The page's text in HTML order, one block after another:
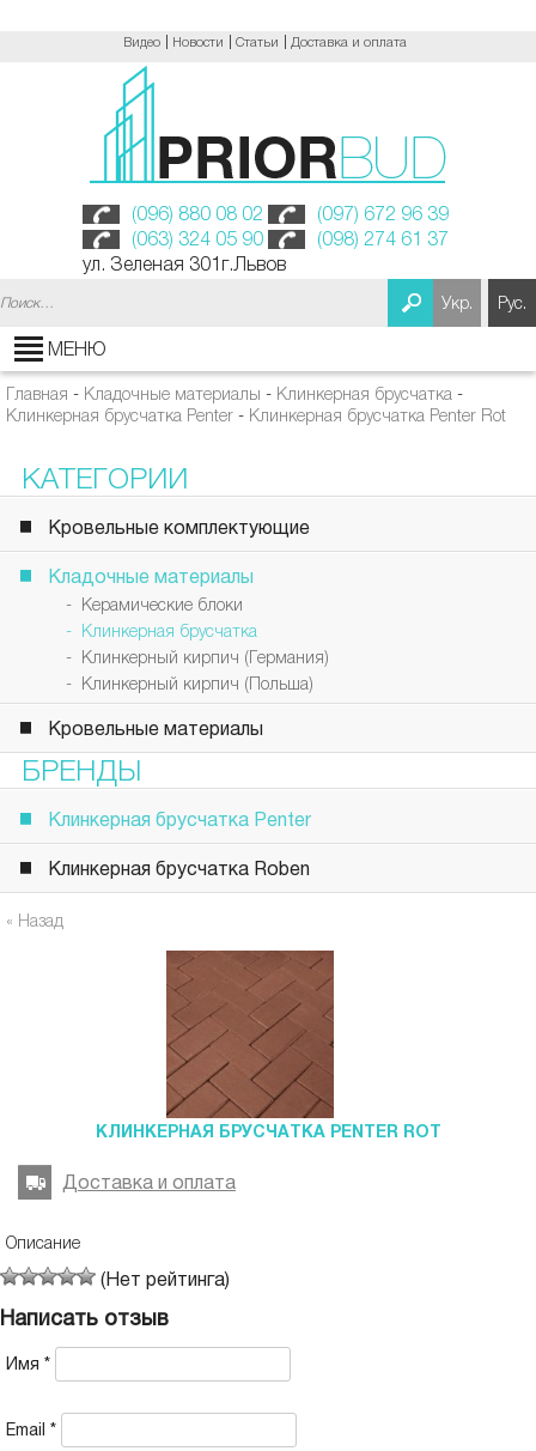
Видео Новости Статьи Доставка и оплата
(096) 880 08 02
(097) 672 96 39
(063) 324 05 90
(098) 274 61 37
ул. Зеленая 301г.Львов
Укр. Рус.
МЕНЮ
Главная - Кладочные материалы - Клинкерная брусчатка -
Клинкерная брусчатка Penter - Клинкерная брусчатка Penter Rot
КАТЕГОРИИ
Кровельные комплектующие
Кладочные материалы
- Керамические блоки
- Клинкерная брусчатка
- Клинкерный кирпич (Германия)
- Клинкерный кирпич (Польша)
Кровельные материалы
БРЕНДЫ
Клинкерная брусчатка Penter
Клинкерная брусчатка Roben
« Назад
КЛИНКЕРНАЯ БРУСЧАТКА PENTER ROT
Доставка и оплата
Описание
(Нет рейтинга)
Написать отзыв
Имя *
Email *